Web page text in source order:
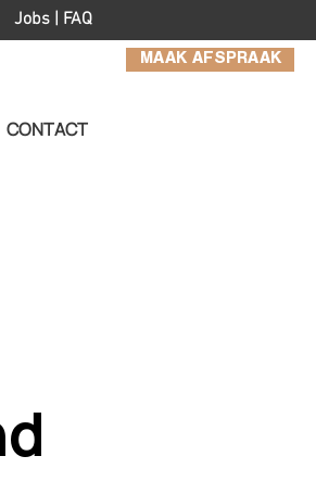
MAAK AFSPRAAK
Jobs | FAQ
CONTACT